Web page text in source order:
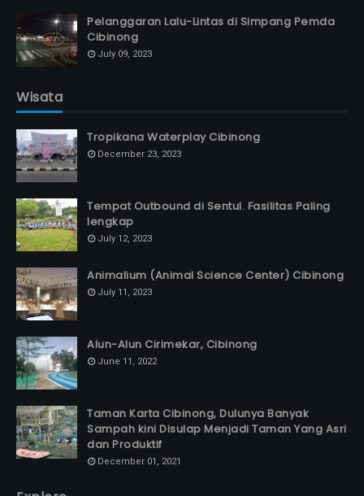
Pelanggaran Lalu-Lintas di Simpang Pemda
Cibinong
July 09, 2023
Wisata
Tropikana Waterplay Cibinong
December 23, 2023
Tempat Outbound di Sentul. Fasilitas Paling
lengkap
July 12, 2023
Animalium (Animal Science Center) Cibinong
July 11, 2023
Alun-Alun Cirimekar, Cibinong
June 11, 2022
Taman Karta Cibinong, Dulunya Banyak
Sampah kini Disulap Menjadi Taman Yang Asri
dan Produktif
December 01, 2021